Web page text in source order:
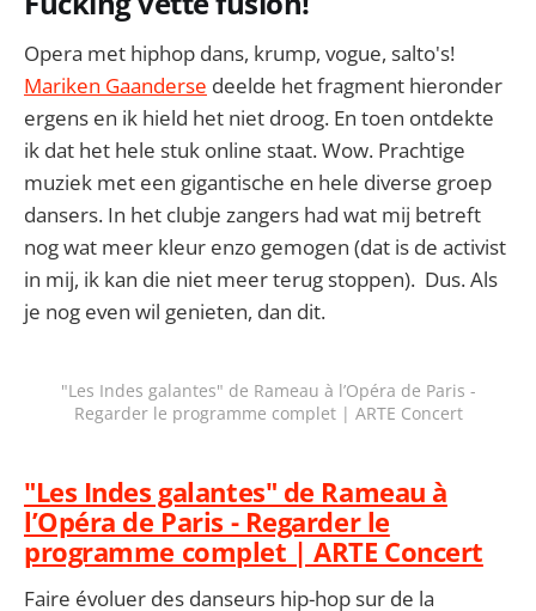
Opera met hiphop dans, krump, vogue, salto's!
Mariken Gaanderse deelde het fragment hieronder
ergens en ik hield het niet droog. En toen ontdekte
ik dat het hele stuk online staat. Wow. Prachtige
muziek met een gigantische en hele diverse groep
dansers. In het clubje zangers had wat mij betreft
nog wat meer kleur enzo gemogen (dat is de activist
in mij, ik kan die niet meer terug stoppen). Dus. Als
je nog even wil genieten, dan dit.
"Les Indes galantes" de Rameau à l’Opéra de Paris -
Regarder le programme complet | ARTE Concert
"Les Indes galantes" de Rameau à
l’Opéra de Paris - Regarder le
programme complet | ARTE Concert
Faire évoluer des danseurs hip-hop sur de la